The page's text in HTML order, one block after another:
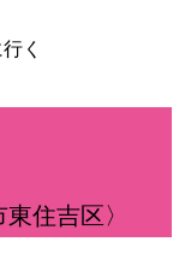
く
住吉区〉